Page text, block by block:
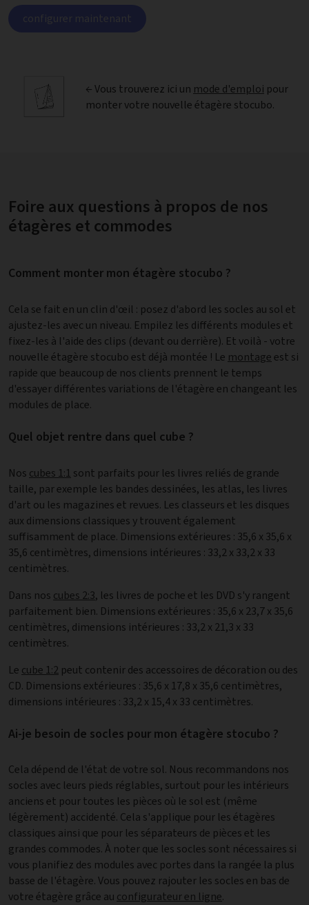
configurer maintenant
← Vous trouverez ici un mode d'emploi pour
monter votre nouvelle étagère stocubo.
Foire aux questions à propos de nos
étagères et commodes
Comment monter mon étagère stocubo ?
Cela se fait en un clin d'œil : posez d'abord les socles au sol et
ajustez-les avec un niveau. Empilez les différents modules et
fixez-les à l'aide des clips (devant ou derrière). Et voilà - votre
nouvelle étagère stocubo est déjà montée ! Le montageest si
rapide que beaucoup de nos clients prennent le temps
d'essayer différentes variations de l'étagère en changeant les
modules de place.
Quel objet rentre dans quel cube ?
Nos cubes 1:1 sont parfaits pour les livres reliés de grande
taille, par exemple les bandes dessinées, les atlas, les livres
d'art ou les magazines et revues. Les classeurs et les disques
aux dimensions classiques y trouvent également
suffisamment de place. Dimensions extérieures : 35,6 x 35,6 x
35,6 centimètres, dimensions intérieures : 33,2 x 33,2 x 33
centimètres.
Dans nos cubes 2:3, les livres de poche et les DVD s'y rangent
parfaitement bien. Dimensions extérieures : 35,6 x 23,7 x 35,6
centimètres, dimensions intérieures : 33,2 x 21,3 x 33
centimètres.
Le cube 1:2 peut contenir des accessoires de décoration ou des
CD. Dimensions extérieures : 35,6 x 17,8 x 35,6 centimètres,
dimensions intérieures : 33,2 x 15,4 x 33 centimètres.
Ai-je besoin de socles pour mon étagère stocubo ?
Cela dépend de l'état de votre sol. Nous recommandons nos
socles avec leurs pieds réglables, surtout pour les intérieurs
anciens et pour toutes les pièces où le sol est (même
légèrement) accidenté. Cela s'applique pour les étagères
classiques ainsi que pour les séparateurs de pièces et les
grandes commodes. À noter que les socles sont nécessaires si
vous planifiez des modules avec portes dans la rangée la plus
basse de l'étagère. Vous pouvez rajouter les socles en bas de
votre étagère grâce au configurateur en ligne.